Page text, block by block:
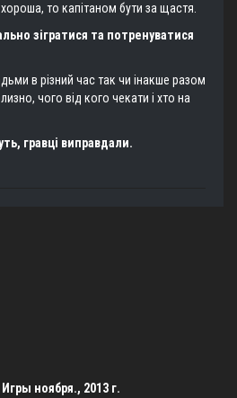
то капітаном бути за щастя.
зігратися та потренуватися
в різний час так чи інакше разом
чого від кого чекати і хто на
гравці виправдали.
ноября., 2013 г.